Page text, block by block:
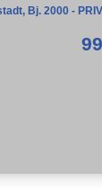
Bj. 2000 -